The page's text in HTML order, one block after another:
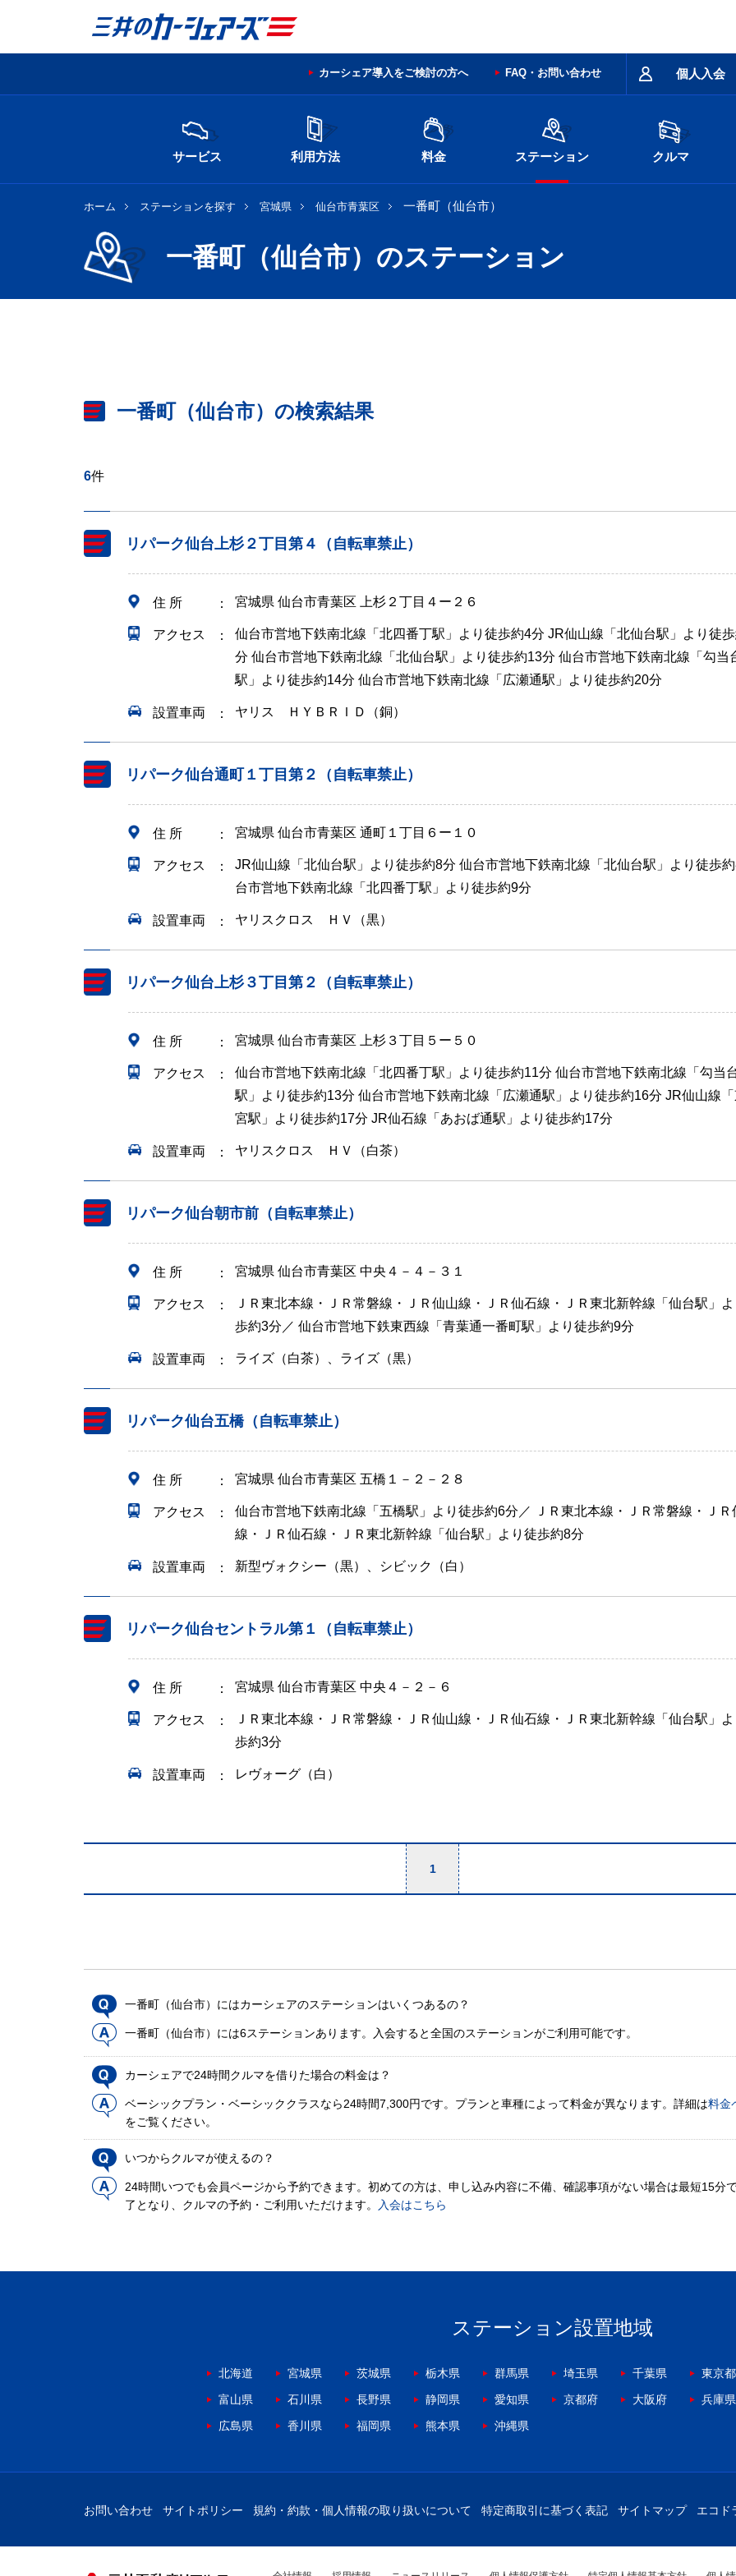
個人入会
カーシェア導入をご検討の方へ FAQ・お問い合わせ
サービス 利用方法 料金 ステーション クルマ
ホーム ステーションを探す 宮城県 仙台市青葉区 一番町（仙台市）
一番町（仙台市）のステーション
一番町（仙台市）の検索結果
6件
リパーク仙台上杉２丁目第４（自転車禁止）
住 所 宮城県 仙台市青葉区 上杉２丁目４ー２６
アクセス
仙台市営地下鉄南北線「北四番丁駅」より徒歩約4分 JR仙山線「北仙台駅」より徒
分 仙台市営地下鉄南北線「北仙台駅」より徒歩約13分 仙台市営地下鉄南北線「勾当
駅」より徒歩約14分 仙台市営地下鉄南北線「広瀬通駅」より徒歩約20分
設置車両 ヤリス ＨＹＢＲＩＤ（銅）
リパーク仙台通町１丁目第２（自転車禁止）
住 所 宮城県 仙台市青葉区 通町１丁目６ー１０
アクセス
JR仙山線「北仙台駅」より徒歩約8分 仙台市営地下鉄南北線「北仙台駅」より徒歩
台市営地下鉄南北線「北四番丁駅」より徒歩約9分
設置車両 ヤリスクロス ＨＶ（黒）
リパーク仙台上杉３丁目第２（自転車禁止）
住 所 宮城県 仙台市青葉区 上杉３丁目５ー５０
アクセス
仙台市営地下鉄南北線「北四番丁駅」より徒歩約11分 仙台市営地下鉄南北線「勾当
駅」より徒歩約13分 仙台市営地下鉄南北線「広瀬通駅」より徒歩約16分 JR仙山線
宮駅」より徒歩約17分 JR仙石線「あおば通駅」より徒歩約17分
設置車両 ヤリスクロス ＨＶ（白茶）
リパーク仙台朝市前（自転車禁止）
住 所 宮城県 仙台市青葉区 中央４－４－３１
アクセス
ＪＲ東北本線・ＪＲ常磐線・ＪＲ仙山線・ＪＲ仙石線・ＪＲ東北新幹線「仙台駅」
歩約3分／ 仙台市営地下鉄東西線「青葉通一番町駅」より徒歩約9分
設置車両 ライズ（白茶）、ライズ（黒）
リパーク仙台五橋（自転車禁止）
住 所 宮城県 仙台市青葉区 五橋１－２－２８
アクセス
仙台市営地下鉄南北線「五橋駅」より徒歩約6分／ ＪＲ東北本線・ＪＲ常磐線・ＪＲ
線・ＪＲ仙石線・ＪＲ東北新幹線「仙台駅」より徒歩約8分
設置車両 新型ヴォクシー（黒）、シビック（白）
リパーク仙台セントラル第１（自転車禁止）
住 所 宮城県 仙台市青葉区 中央４－２－６
アクセス
ＪＲ東北本線・ＪＲ常磐線・ＪＲ仙山線・ＪＲ仙石線・ＪＲ東北新幹線「仙台駅」
歩約3分
設置車両 レヴォーグ（白）
1
一番町（仙台市）にはカーシェアのステーションはいくつあるの？
一番町（仙台市）には6ステーションあります。入会すると全国のステーションがご利用可能です。
カーシェアで24時間クルマを借りた場合の料金は？
ベーシックプラン・ベーシッククラスなら24時間7,300円です。プランと車種によって料金が異なります。詳細は料金
をご覧ください。
いつからクルマが使えるの？
24時間いつでも会員ページから予約できます。初めての方は、申し込み内容に不備、確認事項がない場合は最短15分
了となり、クルマの予約・ご利用いただけます。
入会はこちら
ステーション設置地域
北海道 宮城県 茨城県 栃木県 群馬県 埼玉県 千葉県
東京都
富山県
石川県 長野県 静岡県 愛知県 京都府 大阪府
兵庫県
広島県
香川県 福岡県 熊本県 沖縄県
お問い合わせ サイトポリシー 規約・約款・個人情報の取り扱いについて 特定商取引に基づく表記 サイトマップ エコド